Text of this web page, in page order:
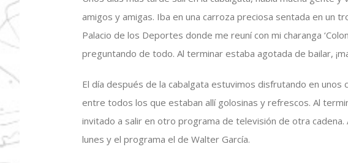
amigos y amigas. Iba en una carroza preciosa sentada en un
Palacio de los Deportes donde me reuní con mi charanga
preguntando de todo. Al terminar estaba agotada de bailar,
El día después de la cabalgata estuvimos disfrutando en unos
entre todos los que estaban allí golosinas y refrescos. Al
invitado a salir en otro programa de televisión de otra cadena.
lunes y el programa el de Walter García.